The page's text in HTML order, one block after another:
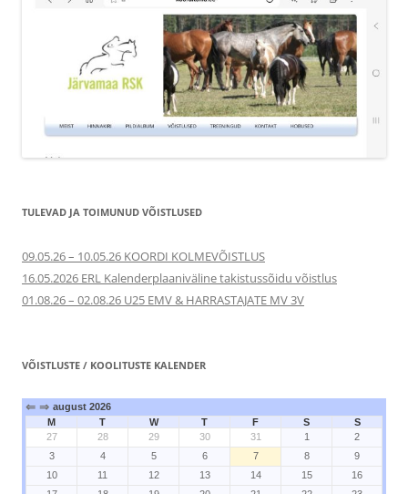
TULEVAD JA TOIMUNUD VÕISTLUSED
09.05.26 – 10.05.26 KOORDI KOLMEVÕISTLUS
16.05.2026 ERL Kalenderplaaniväline takistussõidu võistlus
01.08.26 – 02.08.26 U25 EMV & HARRASTAJATE MV 3V
VÕISTLUSTE / KOOLITUSTE KALENDER
⇐ ⇒ august 2026
M
T W T F S
S
27
28 29 30 31 1
2
3
4 5 6 7 8
9
10
11 12 13 14 15
16